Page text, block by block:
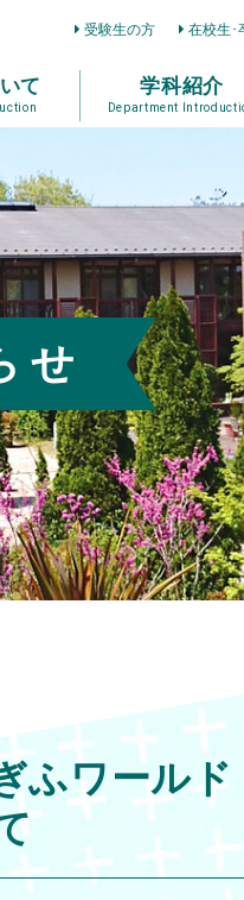
受験生の方 在校生･
て 学科紹介
Department
せ
ふワール